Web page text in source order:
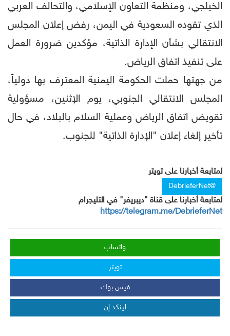
الخيلجي، ومنظمة التعاون الإسلامي، والتحالف العربي
الذي تقوده السعودية في اليمن، رفض إعلان المجلس
الانتقالي بشأن الإدارة الذاتية، مؤكدين ضرورة العمل
على تنفيذ اتفاق الرياض.
من جهتها حملت الحكومة اليمنية المعترف بها دولياً،
المجلس الانتقالي الجنوبي، يوم الإثنين، مسؤولية
تقويض اتفاق الرياض وعملية السلام بالبلاد، في حال
تأخير إلغاء إعلان "الإدارة الذاتية" للجنوب.
لمتابعة أخبارنا على تويتر
@DebrieferNet
لمتابعة أخبارنا على قناة "ديبريفر" في التليجرام
https://telegram.me/DebrieferNet
واتساب
تويتر
فيس بوك
لينكد إن